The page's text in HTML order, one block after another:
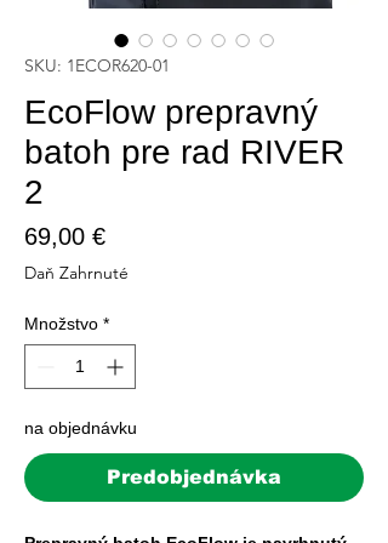
SKU: 1ECOR620-01
EcoFlow prepravný
batoh pre rad RIVER
2
69,00 €Price
Daň Zahrnuté
Množstvo *
na objednávku
Predobjednávka